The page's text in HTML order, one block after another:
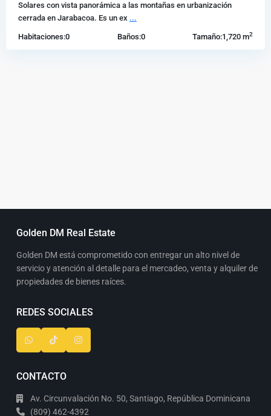
Solares con vista panorámica a las montañas en urbanización
cerrada en Jarabacoa. Es un ex ...
Habitaciones:0 Baños:0 Tamaño:1,720 m2
Golden DM Real Estate
Golden DM está comprometido con entregar un alto nivel de
servicio y atención al detalle para el mercadeo, venta y alquiler de
propiedades de bienes raíces.
REDES SOCIALES
CONTACTO
Av. Circunvalación No. 50, Santiago, República Dominicana
(809) 462-4392